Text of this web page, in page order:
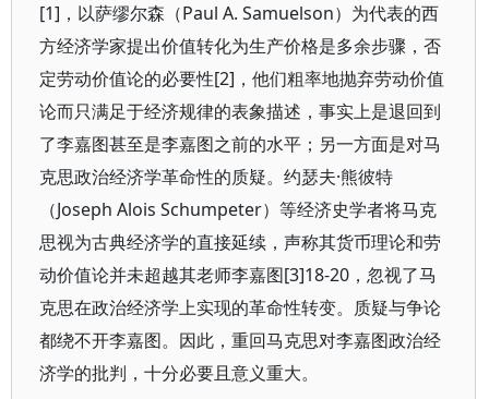
[1]，以萨缪尔森（Paul A. Samuelson）为代表的西
方经济学家提出价值转化为生产价格是多余步骤，否
定劳动价值论的必要性[2]，他们粗率地抛弃劳动价值
论而只满足于经济规律的表象描述，事实上是退回到
了李嘉图甚至是李嘉图之前的水平；另一方面是对马
克思政治经济学革命性的质疑。约瑟夫·熊彼特
（Joseph Alois Schumpeter）等经济史学者将马克
思视为古典经济学的直接延续，声称其货币理论和劳
动价值论并未超越其老师李嘉图[3]18-20，忽视了马
克思在政治经济学上实现的革命性转变。质疑与争论
都绕不开李嘉图。因此，重回马克思对李嘉图政治经
济学的批判，十分必要且意义重大。